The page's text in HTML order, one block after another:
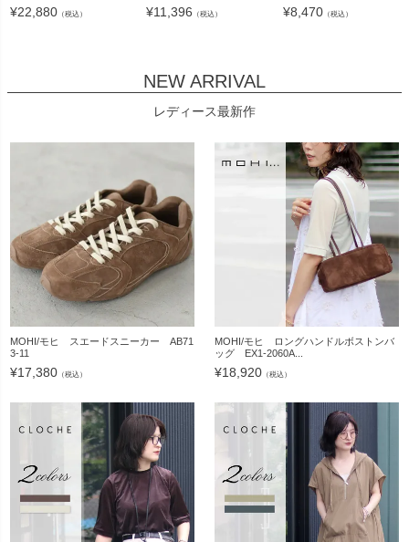
¥22,880 （税込） ¥11,396 （税込） ¥8,470（税込）
NEW ARRIVAL
レディース最新作
MOHI/モヒ スエードスニーカー AB71
3-11
¥17,380 （税込）
MOHI/モヒ ロングハンドルボストンバ
ッグ EX1-2060A...
¥18,920 （税込）